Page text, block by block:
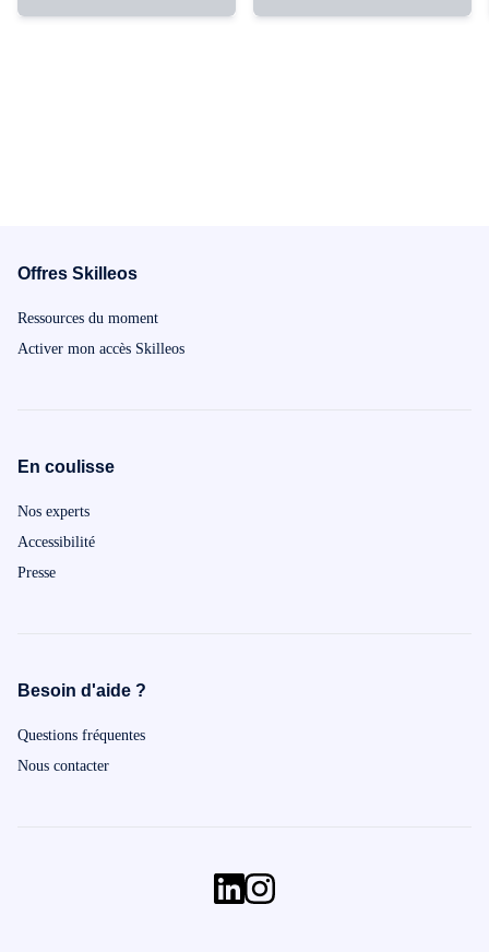
Offres Skilleos
Ressources du moment
Activer mon accès Skilleos
En coulisse
Nos experts
Accessibilité
Presse
Besoin d'aide ?
Questions fréquentes
Nous contacter